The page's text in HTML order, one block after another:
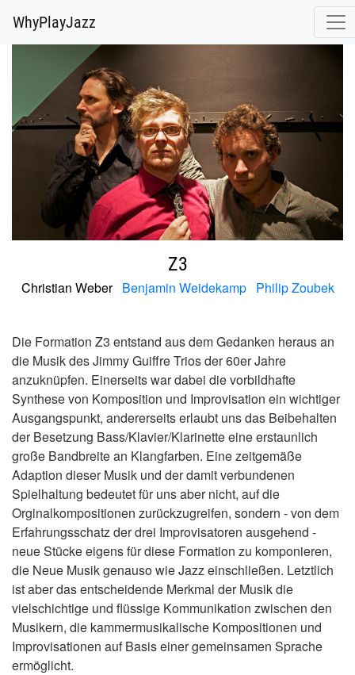
@release.cover_front.variant(resize_to_fit: [700, 700]).url
WhyPlayJazz
Z3
Christian Weber Benjamin Weidekamp Philip Zoubek
Die Formation Z3 entstand aus dem Gedanken heraus an
die Musik des Jimmy Guiffre Trios der 60er Jahre
anzuknüpfen. Einerseits war dabei die vorbildhafte
Synthese von Komposition und Improvisation ein wichtiger
Ausgangspunkt, andererseits erlaubt uns das Beibehalten
der Besetzung Bass/Klavier/Klarinette eine erstaunlich
große Bandbreite an Klangfarben. Eine zeitgemäße
Adaption dieser Musik und der damit verbundenen
Spielhaltung bedeutet für uns aber nicht, auf die
Orginalkompositionen zurückzugreifen, sondern - von dem
Erfahrungsschatz der drei Improvisatoren ausgehend -
neue Stücke eigens für diese Formation zu komponieren,
die Neue Musik genauso wie Jazz einschließen. Letztlich
ist aber das entscheidende Merkmal der Musik die
vielschichtige und flüssige Kommunikation zwischen den
Musikern, die kammermusikalische Kompositionen und
Improvisationen auf Basis einer gemeinsamen Sprache
ermöglicht.